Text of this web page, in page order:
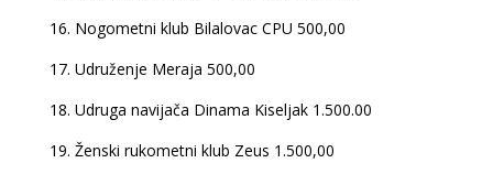
16. Nogometni klub Bilalovac CPU 500,00
17. Udruženje Meraja 500,00
18. Udruga navijača Dinama Kiseljak 1.500.00
19. Ženski rukometni klub Zeus 1.500,00